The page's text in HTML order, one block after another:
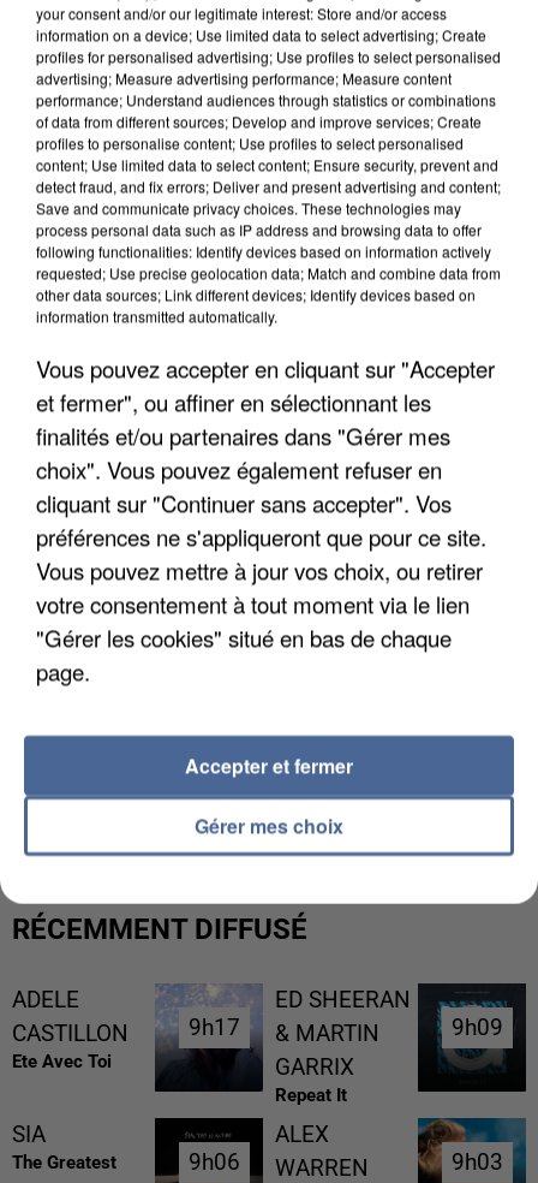
APRÈS TOUTES CES CANICULES, LES REFUGES
L’UN DES FONDATEURS SUPPOSÉS DE LA DZ
MAFIA INTERPELLÉ EN ALGÉRIE
RÉCEMMENT DIFFUSÉ
ADELE
CASTILLON
Ete Avec Toi
9h17
9h17
ED SHEERAN
& MARTIN
GARRIX
Repeat It
9h09
9h09
SIA
The Greatest 9h06
9h06
ALEX
WARREN
9h03
9h03
your consent and/or our legitimate interest: Store and/or access
information on a device; Use limited data to select advertising; Create
profiles for personalised advertising; Use profiles to select personalised
advertising; Measure advertising performance; Measure content
performance; Understand audiences through statistics or combinations
of data from different sources; Develop and improve services; Create
profiles to personalise content; Use profiles to select personalised
content; Use limited data to select content; Ensure security, prevent and
detect fraud, and fix errors; Deliver and present advertising and content;
Save and communicate privacy choices. These technologies may
process personal data such as IP address and browsing data to offer
following functionalities: Identify devices based on information actively
requested; Use precise geolocation data; Match and combine data from
other data sources; Link different devices; Identify devices based on
information transmitted automatically.
Vous pouvez accepter en cliquant sur "Accepter
et fermer", ou affiner en sélectionnant les
finalités et/ou partenaires dans "Gérer mes
choix". Vous pouvez également refuser en
cliquant sur "Continuer sans accepter". Vos
préférences ne s'appliqueront que pour ce site.
Vous pouvez mettre à jour vos choix, ou retirer
votre consentement à tout moment via le lien
"Gérer les cookies" situé en bas de chaque
page.
Gérer mes choix
Accepter et fermer